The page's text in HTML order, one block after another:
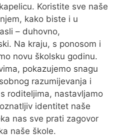
Koristite sve naše
kako biste i u
– duhovno,
Na kraju, s ponosom i
novu školsku godinu.
pokazujemo snagu
razumijevanja i
roditeljima, nastavljamo
identitet naše
nas sve prati zagovor
naše škole.